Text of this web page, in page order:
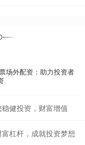
场外配资：助力投资者
健投资，财富增值
杠杆，成就投资梦想